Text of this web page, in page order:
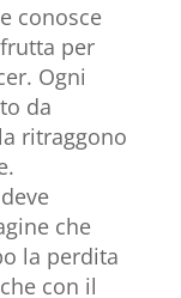
conosce
per
Ogni
da
ritraggono
che
la perdita
con il